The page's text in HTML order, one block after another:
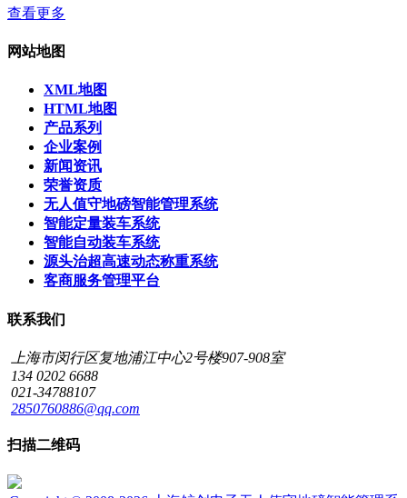
查看更多
网站地图
XML地图
HTML地图
产品系列
企业案例
新闻资讯
荣誉资质
无人值守地磅智能管理系统
智能定量装车系统
智能自动装车系统
源头治超高速动态称重系统
客商服务管理平台
联系我们
上海市闵行区复地浦江中心2号楼907-908室
134 0202 6688
021-34788107
2850760886@qq.com
扫描二维码